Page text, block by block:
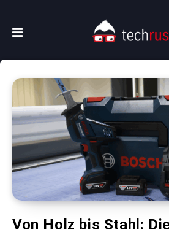
Von Holz bis Stahl: